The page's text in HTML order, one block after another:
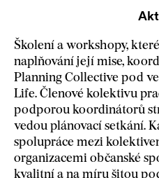
Školení a workshopy,
naplňování její mise,
Planning Collective pod
Life. Členové kolektivu
podporou koordinátorů
vedou plánovací setkání.
spolupráce mezi
organizacemi občanské
kvalitní a na míru šitou